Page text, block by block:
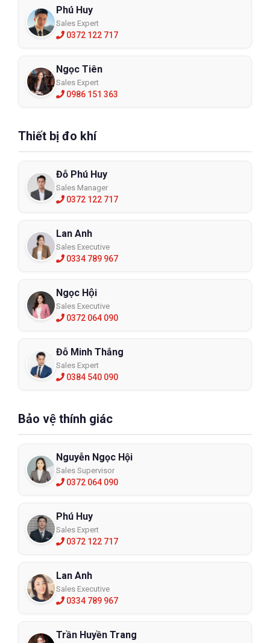
Phú Huy
Sales Expert
0372 122 717
Ngọc Tiên
Sales Expert
0986 151 363
Thiết bị đo khí
Đỗ Phú Huy
Sales Manager
0372 122 717
Lan Anh
Sales Executive
0334 789 967
Ngọc Hội
Sales Executive
0372 064 090
Đỗ Minh Thắng
Sales Expert
0384 540 090
Bảo vệ thính giác
Nguyễn Ngọc Hội
Sales Supervisor
0372 064 090
Phú Huy
Sales Expert
0372 122 717
Lan Anh
Sales Executive
0334 789 967
Trần Huyền Trang